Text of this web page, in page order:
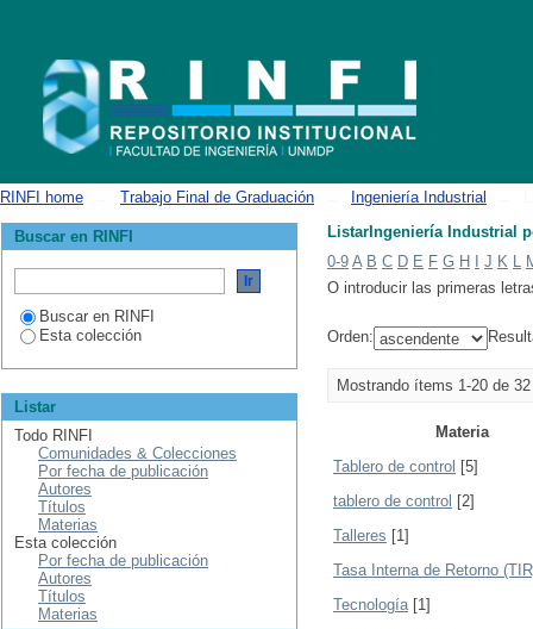
RINFI home Trabajo Final de Graduación Ingeniería Industrial
ListarIngeniería Industrial
0-9 A B C D E F G H J K L
O introducir las primeras
Orden:
Mostrando ítems 1-20 de 32
Materia
Tablero de control [5]
tablero de control [2]
Talleres [1]
Tasa Interna de Retorno
Tecnología[1]
Buscar en RINFI
Buscar en RINFI
Esta colección
Listar
Todo RINFI
Comunidades & Colecciones
Por fecha de publicación
Autores
Títulos
Materias
Esta colección
Por fecha de publicación
Autores
Títulos
Materias